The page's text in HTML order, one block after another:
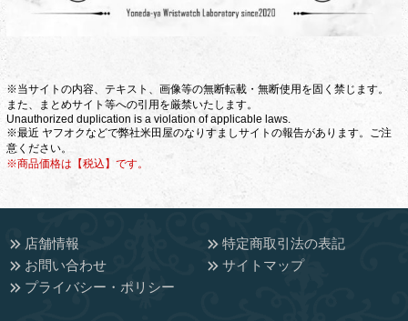
※当サイトの内容、テキスト、画像等の無断転載・無断使用を固く禁じます。
また、まとめサイト等への引用を厳禁いたします。
Unauthorized duplication is a violation of applicable laws.
※最近 ヤフオクなどで弊社米田屋のなりすましサイトの報告があります。ご注
意ください。
※商品価格は【税込】です。
店舗情報
特定商取引法の表記
お問い合わせ
サイトマップ
プライバシー・ポリシー